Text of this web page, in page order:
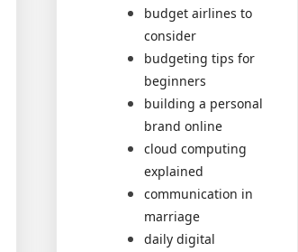
budget airlines to
consider
budgeting tips for
beginners
building a personal
brand online
cloud computing
explained
communication in
marriage
daily digital